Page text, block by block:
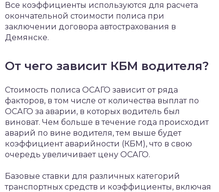
Все коэффициенты используются для расчета
окончательной стоимости полиса при
заключении договора автострахования в
Демянске.
От чего зависит КБМ водителя?
Стоимость полиса ОСАГО зависит от ряда
факторов, в том числе от количества выплат по
ОСАГО за аварии, в которых водитель был
виноват. Чем больше в течение года происходит
аварий по вине водителя, тем выше будет
коэффициент аварийности (КБМ), что в свою
очередь увеличивает цену ОСАГО.
Базовые ставки для различных категорий
транспортных средств и коэффициенты, включая